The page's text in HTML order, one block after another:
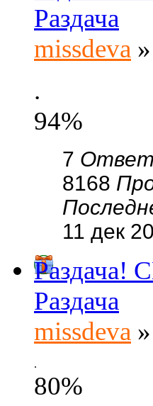
Раздача
missdeva
.
94%
7
8168
11 дек
Раздача!
Раздача
missdeva
.
80%